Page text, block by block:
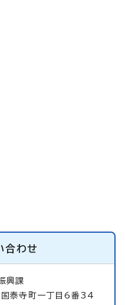
合わせ
興課
泰寺町一丁目6番34